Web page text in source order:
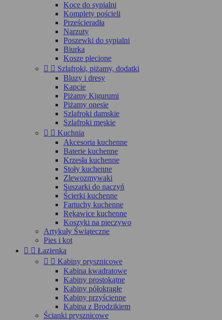
Koce do sypialni
Komplety pościeli
Prześcieradła
Narzuty
Poszewki do sypialni
Biurka
Kosze plecione
  Szlafroki, piżamy, dodatki
Bluzy i dresy
Kapcie
Piżamy Kigurumi
Piżamy onesie
Szlafroki damskie
Szlafroki męskie
  Kuchnia
Akcesoria kuchenne
Baterie kuchenne
Krzesła kuchenne
Stoły kuchenne
Zlewozmywaki
Suszarki do naczyń
Ścierki kuchenne
Fartuchy kuchenne
Rękawice kuchenne
Koszyki na pieczywo
Artykuły Świąteczne
Pies i kot
  Łazienka
  Kabiny prysznicowe
Kabina kwadratowe
Kabiny prostokątne
Kabiny półokrągłe
Kabiny przyścienne
Kabina z Brodzikiem
Ścianki prysznicowe